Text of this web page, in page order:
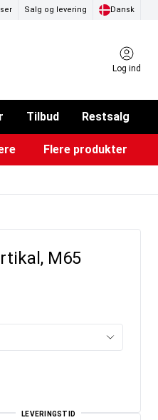
Salg og levering Dansk
Log ind
Tilbud Restsalg
Flere produkter
M65
LEVERINGSTID